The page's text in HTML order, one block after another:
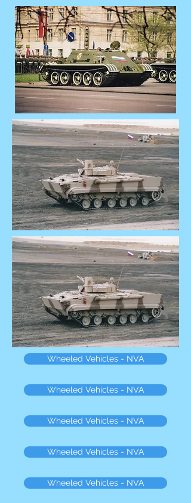
Wheeled Vehicles - NVA
Wheeled Vehicles - NVA
Wheeled Vehicles - NVA
Wheeled Vehicles - NVA
Wheeled Vehicles - NVA